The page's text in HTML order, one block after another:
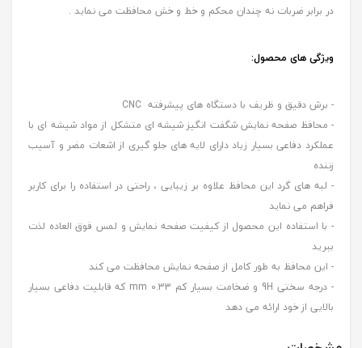
در برابر ضربات نه چندان محکم و خط و خش محافظت می نماید .
ویژگی های محصول:
- برش دقیق و ظریف با دستگاه های پیشرفته CNC
- محافظ صفحه نمایش شگفت انگیز شیشه ای متشکل از مواد شیشه ای با
عملکرد دفاعی بسیار زیاد دارای لایه های جلو گیری از اشعات مضر و آسیب
زننده
- لبه های گرد این محافظ علاوه بر زیبایی ، راحتی در استفاده را برای کاربر
فراهم می نماید
- با استفاده این محصول از کیفیت صفحه نمایش و لمس فوق العاده لذت
ببرید
- این محافظ به طور کامل از صفحه نمایش محافظت می کند
- درجه سختی 9H و ضخامت بسیار کم 0.33 mm که قابلیت دفاعی بسیار
بالایی از خود ارائه می دهد